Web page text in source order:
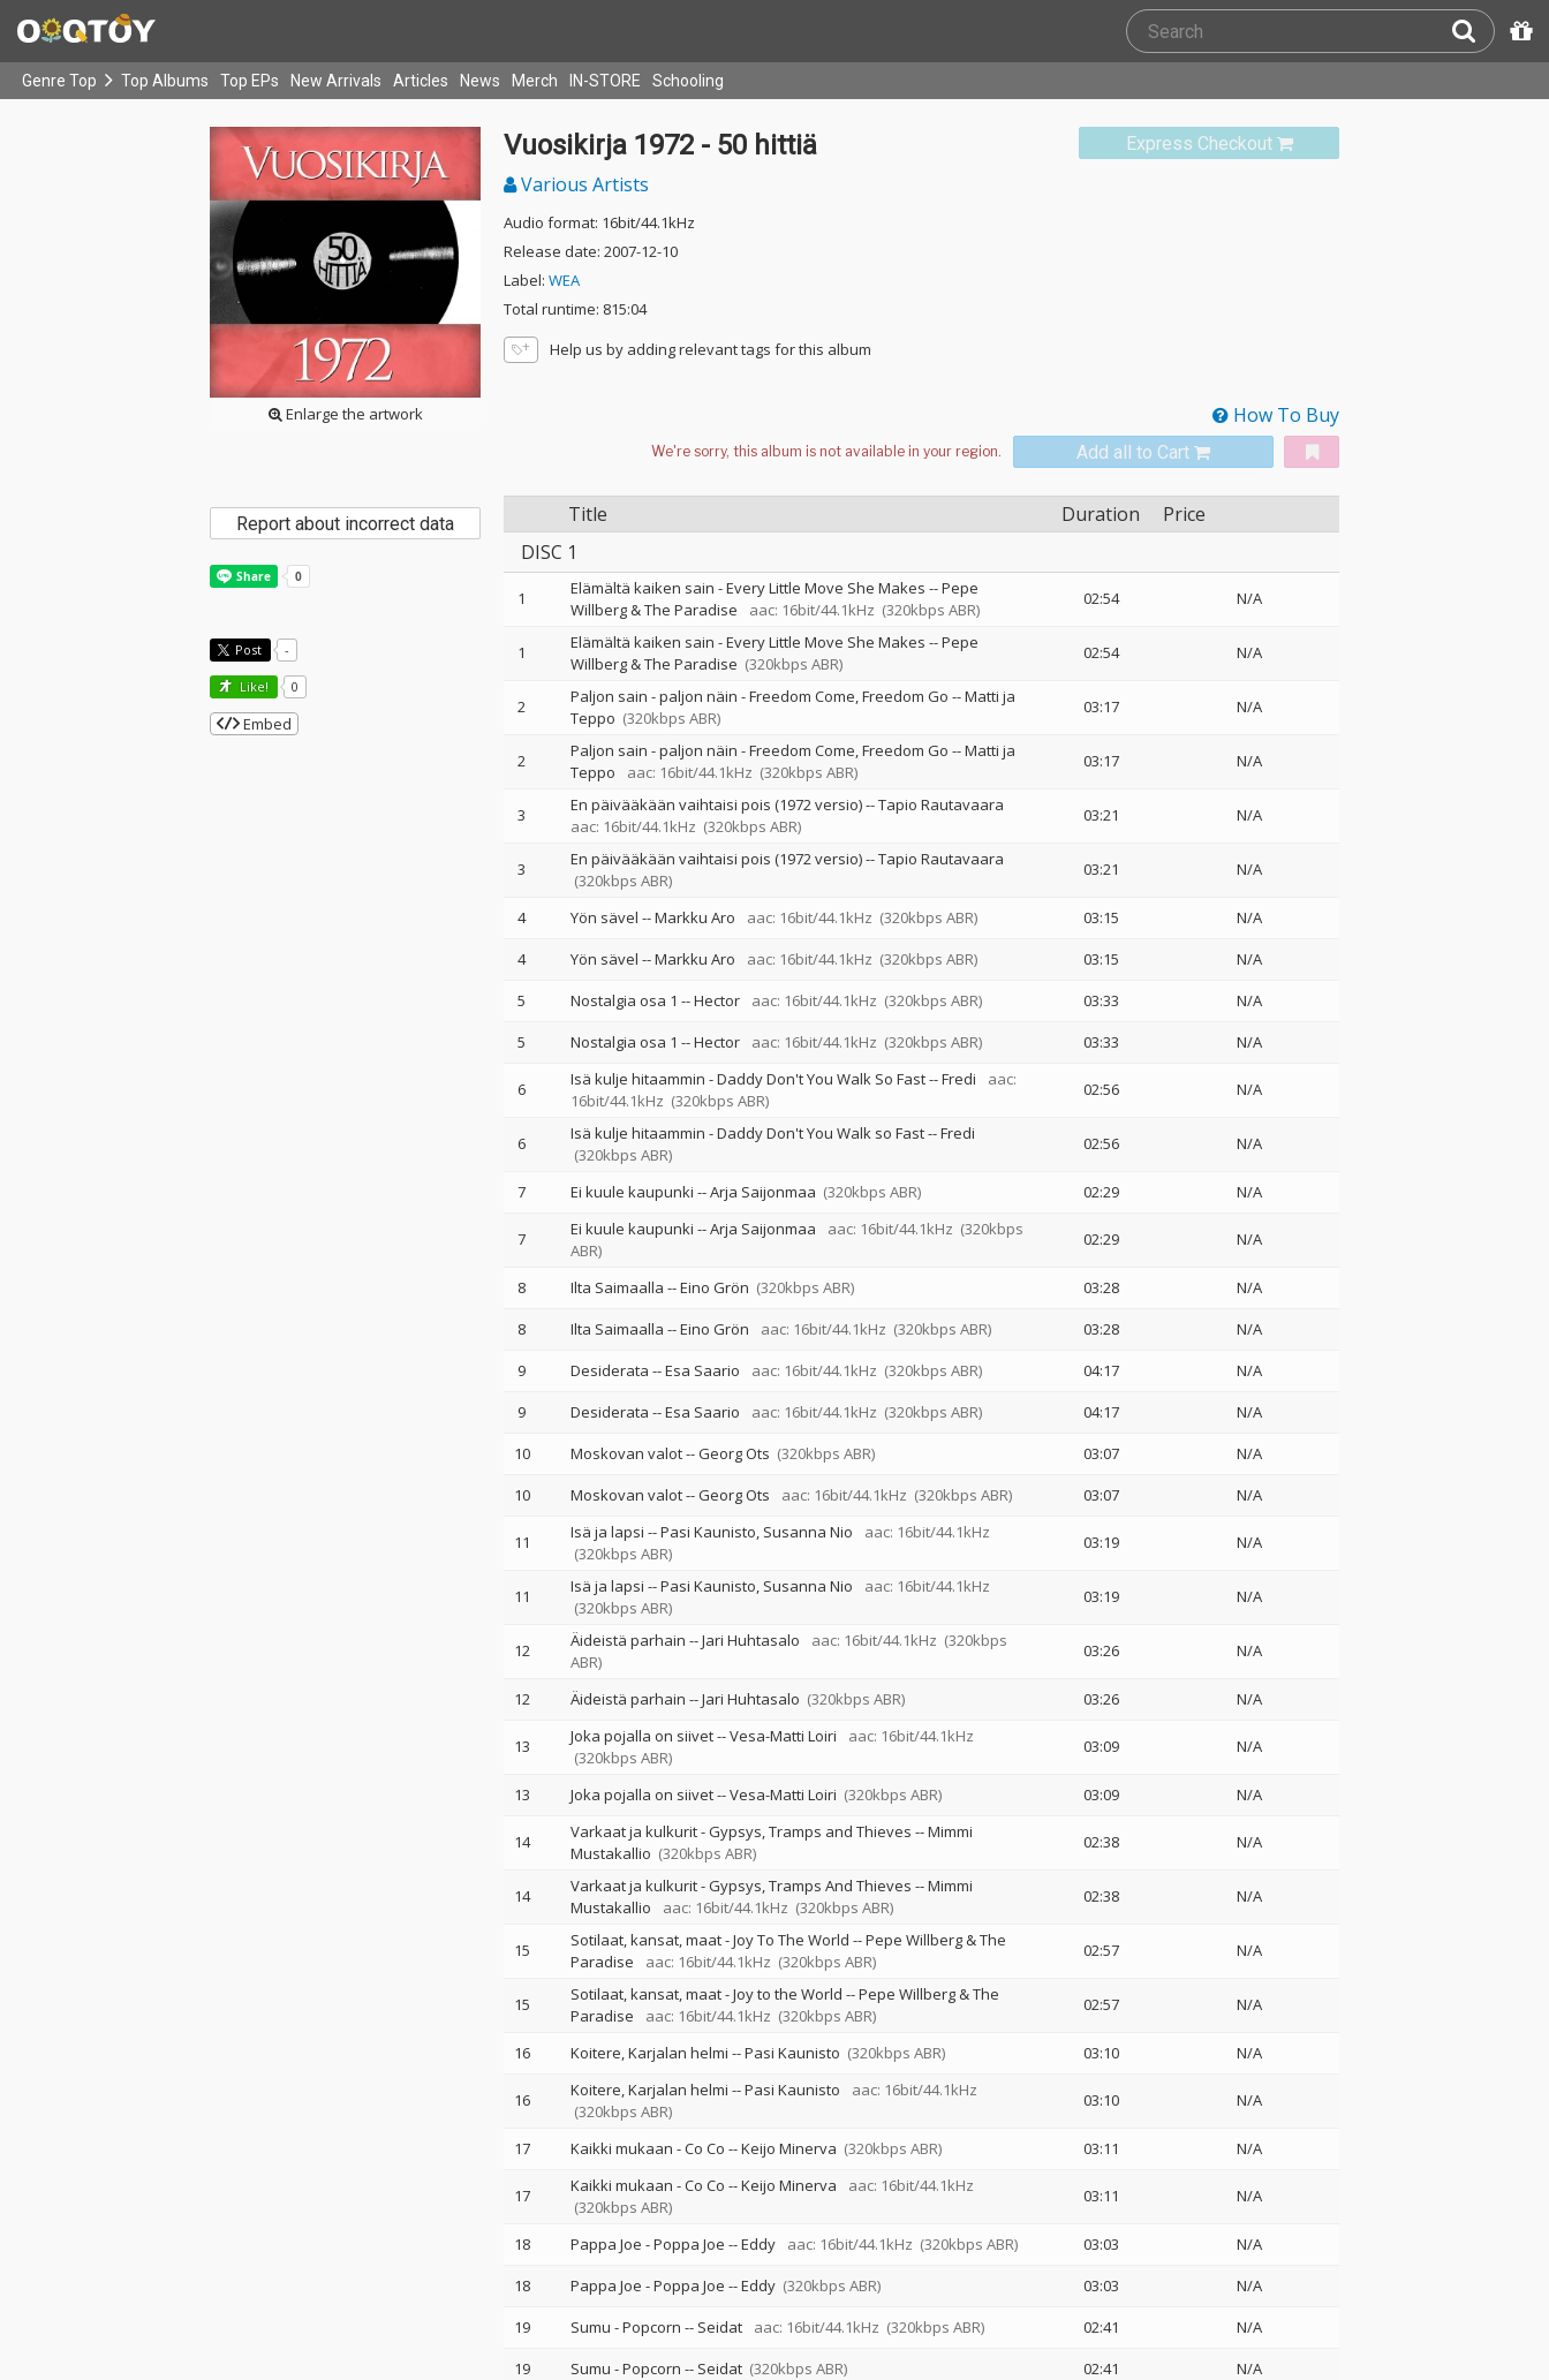
Genre Top Top Albums Top EPs New Arrivals Articles News Merch IN-STORE Schooling
Enlarge the artwork
Express Checkout
Vuosikirja 1972 - 50 hittiä
Various Artists
Audio format: 16bit/44.1kHz
Release date: 2007-12-10
Label: WEA
Total runtime: 815:04
Help us by adding relevant tags for this album
How To Buy
Add all to Cart
Title Duration
Price
DISC 1
1 Elämältä kaiken sain - Every Little Move She Makes --Pepe
Willberg & The Paradise
aac: 16bit/44.1kHz (320kbps ABR)
02:54 N/A
1 Elämältä kaiken sain - Every Little Move She Makes --Pepe
Willberg & The Paradise (320kbps ABR)
02:54 N/A
2 Paljon sain - paljon näin - Freedom Come, Freedom Go --Matti ja
Teppo (320kbps ABR)
03:17 N/A
2 Paljon sain - paljon näin - Freedom Come, Freedom Go --Matti ja
Teppo
aac: 16bit/44.1kHz (320kbps ABR)
03:17 N/A
3 En päivääkään vaihtaisi pois (1972 versio)--Tapio Rautavaara
aac: 16bit/44.1kHz (320kbps ABR)
03:21 N/A
3 En päivääkään vaihtaisi pois (1972 versio)--Tapio Rautavaara
(320kbps ABR)
03:21 N/A
4 Yön sävel --Markku Aro aac: 16bit/44.1kHz (320kbps ABR) 03:15
N/A
4
Yön sävel --Markku Aro aac: 16bit/44.1kHz (320kbps ABR) 03:15
N/A
5
Nostalgia osa 1 --Hector aac: 16bit/44.1kHz (320kbps ABR) 03:33
N/A
5
Nostalgia osa 1 --Hector aac: 16bit/44.1kHz (320kbps ABR) 03:33 N/A
6 Isä kulje hitaammin - Daddy Don't You Walk So Fast--Fredi
aac:
16bit/44.1kHz (320kbps ABR)
02:56 N/A
6 Isä kulje hitaammin - Daddy Don't You Walk so Fast--Fredi
(320kbps ABR)
02:56 N/A
7 Ei kuule kaupunki --Arja Saijonmaa (320kbps ABR) 02:29 N/A
7 Ei kuule kaupunki --Arja Saijonmaa aac: 16bit/44.1kHz (320kbps
ABR)
02:29 N/A
8 Ilta Saimaalla --Eino Grön (320kbps ABR) 03:28
N/A
8
Ilta Saimaalla --Eino Grön aac: 16bit/44.1kHz (320kbps ABR) 03:28
N/A
9
Desiderata --Esa Saario aac: 16bit/44.1kHz (320kbps ABR) 04:17
N/A
9
Desiderata --Esa Saario aac: 16bit/44.1kHz (320kbps ABR) 04:17
N/A
10
Moskovan valot--Georg Ots (320kbps ABR) 03:07
N/A
10
Moskovan valot--Georg Ots aac: 16bit/44.1kHz (320kbps ABR) 03:07 N/A
11 Isä ja lapsi --Pasi Kaunisto Susanna Nio
aac: 16bit/44.1kHz
(320kbps ABR)
03:19 N/A
11 Isä ja lapsi --Pasi Kaunisto Susanna Nio
aac: 16bit/44.1kHz
(320kbps ABR)
03:19 N/A
12 Äideistä parhain --Jari Huhtasalo aac: 16bit/44.1kHz (320kbps
ABR)
03:26 N/A
12 Äideistä parhain --Jari Huhtasalo (320kbps ABR) 03:26 N/A
13 Joka pojalla on siivet--Vesa-Matti Loiri
aac: 16bit/44.1kHz
(320kbps ABR)
03:09 N/A
13 Joka pojalla on siivet--Vesa-Matti Loiri (320kbps ABR) 03:09 N/A
14 Varkaat ja kulkurit - Gypsys, Tramps and Thieves --Mimmi
Mustakallio (320kbps ABR)
02:38 N/A
14 Varkaat ja kulkurit - Gypsys, Tramps And Thieves --Mimmi
Mustakallio
aac: 16bit/44.1kHz (320kbps ABR)
02:38 N/A
15 Sotilaat, kansat, maat - Joy To The World --Pepe Willberg & The
Paradise
aac: 16bit/44.1kHz (320kbps ABR)
02:57 N/A
15 Sotilaat, kansat, maat - Joy to the World --Pepe Willberg & The
Paradise
aac: 16bit/44.1kHz (320kbps ABR)
02:57 N/A
16 Koitere, Karjalan helmi --Pasi Kaunisto (320kbps ABR) 03:10 N/A
16 Koitere, Karjalan helmi --Pasi Kaunisto
aac: 16bit/44.1kHz
(320kbps ABR)
03:10 N/A
17 Kaikki mukaan - Co Co --Keijo Minerva (320kbps ABR) 03:11 N/A
17 Kaikki mukaan - Co Co --Keijo Minerva
aac: 16bit/44.1kHz
(320kbps ABR)
03:11 N/A
18 Pappa Joe - Poppa Joe --Eddy aac: 16bit/44.1kHz (320kbps ABR) 03:03
N/A
18
Pappa Joe - Poppa Joe --Eddy (320kbps ABR) 03:03
N/A
19
Sumu - Popcorn -- Seidat aac: 16bit/44.1kHz (320kbps ABR) 02:41
N/A
19
Sumu - Popcorn -- Seidat (320kbps ABR) 02:41
N/A
Report about incorrect data
Post -
Like! 0
Embed